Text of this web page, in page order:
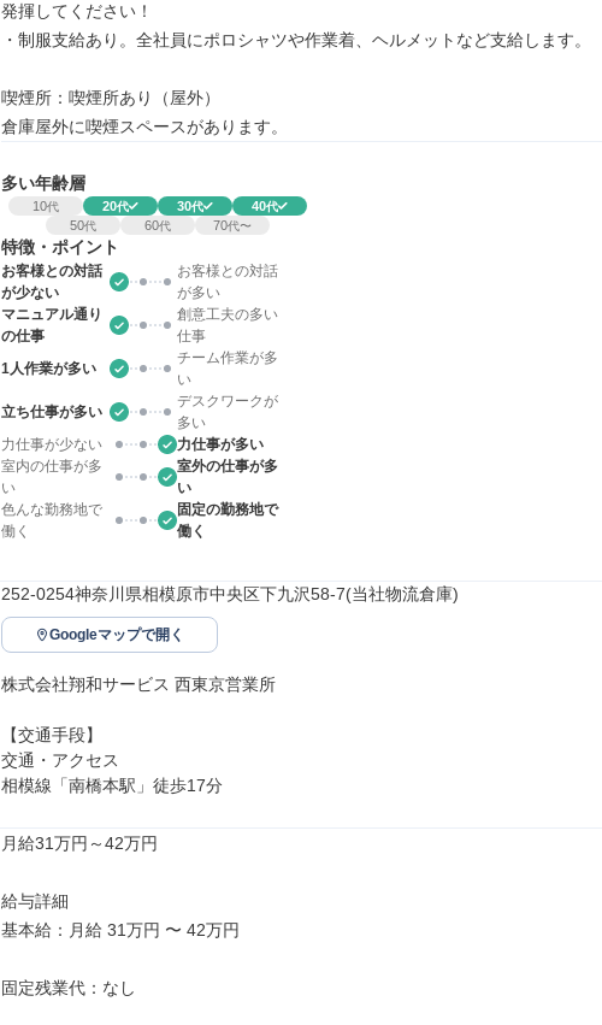
発揮してください！
・制服支給あり。全社員にポロシャツや作業着、ヘルメットなど支給します。
喫煙所：喫煙所あり（屋外）
倉庫屋外に喫煙スペースがあります。
多い年齢層
10代 20代 30代 40代
50代 60代 70代〜
特徴・ポイント
お客様との対話
が少ない
お客様との対話
が多い
マニュアル通り
の仕事
創意工夫の多い
仕事
1人作業が多い
チーム作業が多
い
立ち仕事が多い
デスクワークが
多い
力仕事が少ない
力仕事が多い
室内の仕事が多
い
室外の仕事が多
い
色んな勤務地で
働く
固定の勤務地で
働く
252-0254神奈川県相模原市中央区下九沢58-7(当社物流倉庫)
Googleマップで開く
株式会社翔和サービス 西東京営業所
【交通手段】
交通・アクセス
相模線「南橋本駅」徒歩17分
月給31万円～42万円
給与詳細
基本給：月給 31万円 〜 42万円
固定残業代：なし